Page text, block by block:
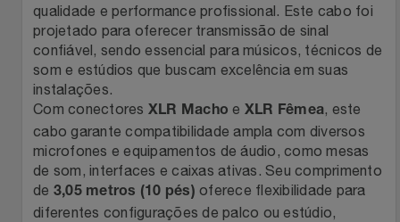
Malas E Mochilas
Mercado
Móveis
Natal
Notebooks E Tablet
Mondial
Mormaii
Natura
Netshoes
Renner
Sams Club
qualidade e performance profissional. Este cabo foi
projetado para oferecer transmissão de sinal
confiável, sendo essencial para músicos, técnicos de
som e estúdios que buscam excelência em suas
instalações.
Com conectores XLR Macho e XLR Fêmea , este
cabo garante compatibilidade ampla com diversos
microfones e equipamentos de áudio, como mesas
de som, interfaces e caixas ativas. Seu comprimento
de 3,05 metros (10 pés) oferece flexibilidade para
diferentes configurações de palco ou estúdio,